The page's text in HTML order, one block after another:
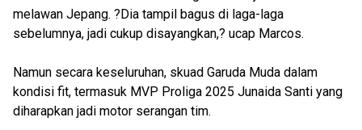
melawan Jepang. ?Dia tampil bagus di laga-laga
sebelumnya, jadi cukup disayangkan,? ucap Marcos.
Namun secara keseluruhan, skuad Garuda Muda dalam
kondisi fit, termasuk MVP Proliga 2025 Junaida Santi yang
diharapkan jadi motor serangan tim.